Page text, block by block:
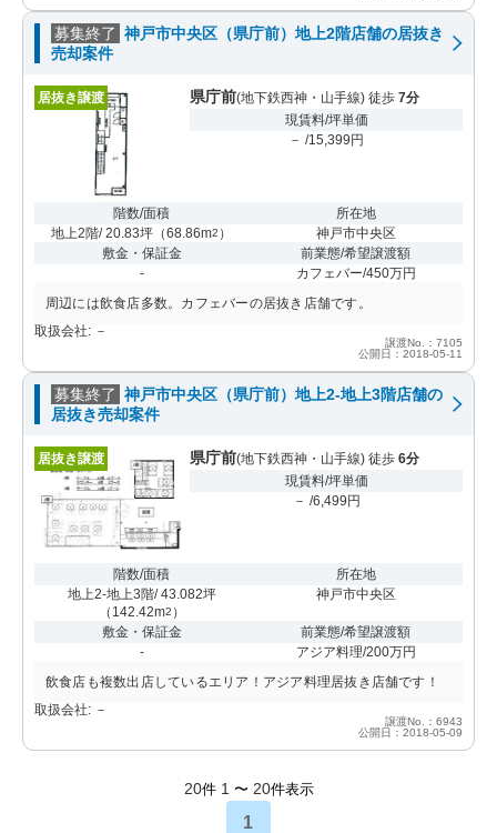
募集終了 神戸市中央区（県庁前）地上2階店舗の居抜き
売却案件
居抜き譲渡 県庁前(地下鉄西神・山手線) 徒歩 7分
現賃料/坪単価
－ /15,399円
階数/面積
地上2階/ 20.83坪 （68.86m2 ）
所在地
神戸市中央区
敷金・保証金
-
前業態/希望譲渡額
カフェバー/450万円
周辺には飲食店多数。カフェバーの居抜き店舗です。
取扱会社: －
譲渡No.：7105
公開日：2018-05-11
募集終了 神戸市中央区（県庁前）地上2-地上3階店舗の
居抜き売却案件
居抜き譲渡 県庁前(地下鉄西神・山手線) 徒歩 6分
現賃料/坪単価
－ /6,499円
階数/面積
地上2-地上3階/ 43.082坪
（ 142.42m2 ）
所在地
神戸市中央区
敷金・保証金
-
前業態/希望譲渡額
アジア料理/200万円
飲食店も複数出店しているエリア！アジア料理居抜き店舗です！
取扱会社: －
譲渡No.：6943
公開日：2018-05-09
20件 1 〜 20件表示
1